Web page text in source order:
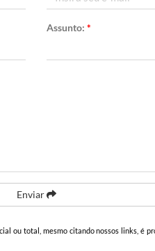
Assunto: *
Enviar
ou total, mesmo citando nossos links, é